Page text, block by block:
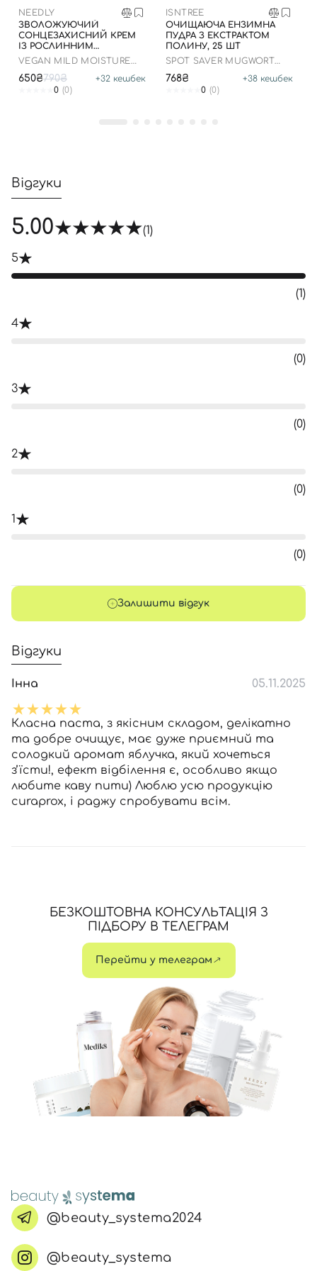
NEEDLY
ЗВОЛОЖУЮЧИЙ
СОНЦЕЗАХИСНИЙ КРЕМ
ІЗ РОСЛИННИМ
СКВАЛАНОМ ДО 23.03.2027
VEGAN MILD MOISTURE
650₴790₴ +32 кешбек
0 (0)
ISNTREE
ОЧИЩАЮЧА ЕНЗИМНА
ПУДРА З ЕКСТРАКТОМ
ПОЛИНУ, 25 ШТ
SPOT SAVER MUGWORT
768₴ +38 кешбек
0 (0)
Відгуки
5.00 (1)
5
(1)
4
(0)
3
(0)
2
(0)
1
(0)
Залишити відгук
Відгуки
Інна 05.11.2025
Класна паста, з якісним складом, делікатно
та добре очищує, має дуже приємний та
солодкий аромат яблучка, який хочеться
зʼїсти!, ефект відбілення є, особливо якщо
любите каву пити) Люблю усю продукцію
curaprox, і раджу спробувати всім.
БЕЗКОШТОВНА КОНСУЛЬТАЦІЯ З
ПІДБОРУ В ТЕЛЕГРАМ
Перейти у телеграм
@beauty_systema2024
@beauty_systema